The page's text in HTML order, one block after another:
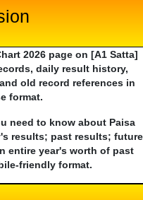
2026 page on [A1 Satta]
daily result history,
old record references in
format.
need to know about Paisa
results; past results; future
entire year's worth of past
friendly format.